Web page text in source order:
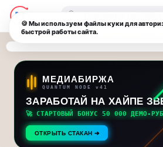
Последние
новости
и
обновления
потока:
Друзья,
приглашаем
на
музыкальную
—
Главный
чат-
🔍
МЕДИАБИРЖА
QUANTUM NODE v41
ЗАРАБОТАЙ НА ХАЙПЕ
🚀 СТАРТОВЫЙ БОНУС 50 000 ДЕМО-
ОТКРЫТЬ СТАКАН ➔
🍪 Мы используем файлы куки для
быстрой работы сайта.